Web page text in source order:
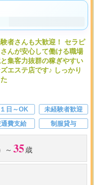
者さんも大歓迎！ セラピ
んが安心して働ける職場
集客力抜群の稼ぎやすい
エステ店です♪ しっかり
日～OK
未経験者歓迎
費支給 制服貸与
～ 35歳